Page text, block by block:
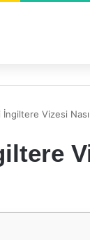
Vizesi Nasıl